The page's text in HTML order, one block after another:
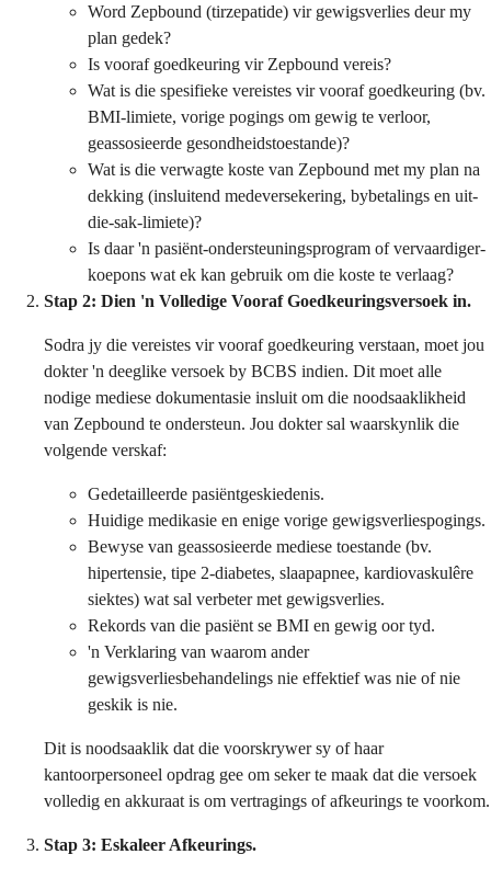
Word Zepbound (tirzepatide) vir gewigsverlies deur my
plan gedek?
Is vooraf goedkeuring vir Zepbound vereis?
Wat is die spesifieke vereistes vir vooraf goedkeuring (bv.
BMI-limiete, vorige pogings om gewig te verloor,
geassosieerde gesondheidstoestande)?
Wat is die verwagte koste van Zepbound met my plan na
dekking (insluitend medeversekering, bybetalings en uit-
die-sak-limiete)?
Is daar 'n pasiënt-ondersteuningsprogram of vervaardiger-
koepons wat ek kan gebruik om die koste te verlaag?
Stap 2: Dien 'n Volledige Vooraf Goedkeuringsversoek in.
Sodra jy die vereistes vir vooraf goedkeuring verstaan, moet jou
dokter 'n deeglike versoek by BCBS indien. Dit moet alle
nodige mediese dokumentasie insluit om die noodsaaklikheid
van Zepbound te ondersteun. Jou dokter sal waarskynlik die
volgende verskaf:
Gedetailleerde pasiëntgeskiedenis.
Huidige medikasie en enige vorige gewigsverliespogings.
Bewyse van geassosieerde mediese toestande (bv.
hipertensie, tipe 2-diabetes, slaapapnee, kardiovaskulêre
siektes) wat sal verbeter met gewigsverlies.
Rekords van die pasiënt se BMI en gewig oor tyd.
'n Verklaring van waarom ander
gewigsverliesbehandelings nie effektief was nie of nie
geskik is nie.
Dit is noodsaaklik dat die voorskrywer sy of haar
kantoorpersoneel opdrag gee om seker te maak dat die versoek
volledig en akkuraat is om vertragings of afkeurings te voorkom.
Stap 3: Eskaleer Afkeurings.